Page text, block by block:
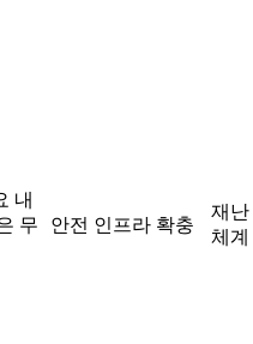
내
무
안전 인프라 확충
재난
체